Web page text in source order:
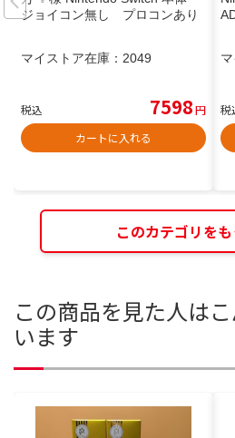
ジョイコン無し プロコンあり
マイストア在庫： 2049
税込 7598円
カートに入れる
税
このカテゴリを
この商品を見た人は
います